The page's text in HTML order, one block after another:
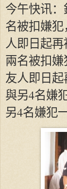
今午快讯
名被扣嫌
人即日起
兩名被扣
友人即日
與另4名嫌
另4名嫌犯